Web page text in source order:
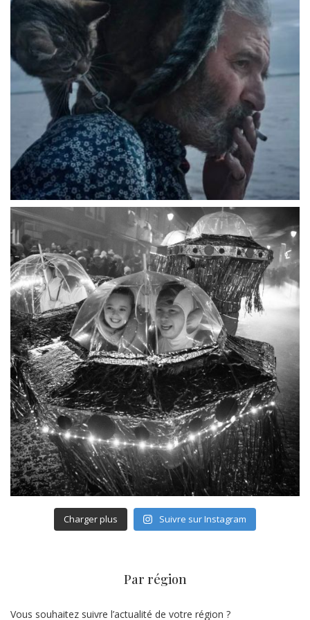
Charger plus Suivre sur Instagram
Par région
Vous souhaitez suivre l’actualité de votre région ?